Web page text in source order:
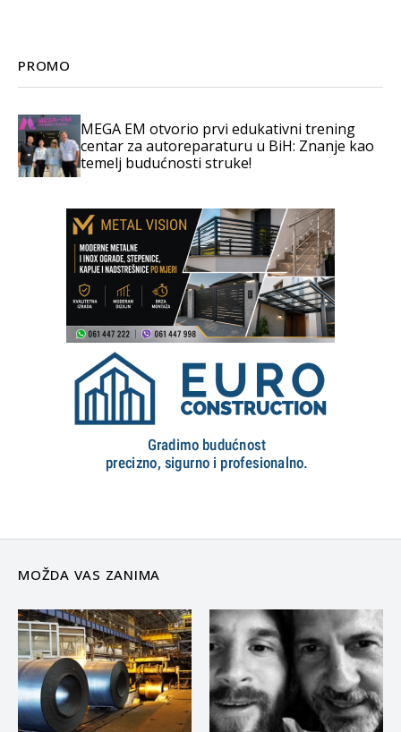
PROMO
MEGA EM otvorio prvi edukativni trening
centar za autoreparaturu u BiH: Znanje kao
temelj budućnosti struke!
MOŽDA VAS ZANIMA